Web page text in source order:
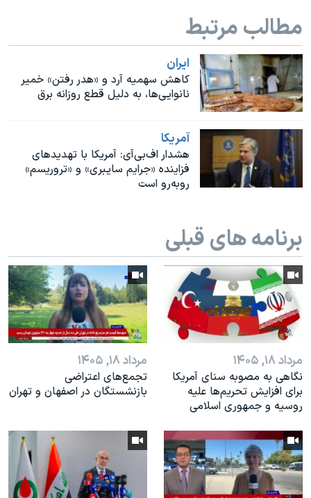
نرگس محمدی برنده جایزه نوبل صلح
همایش محافظه‌کاران آمریکا «سی‌پک»
صفحه‌های ویژه
سفر پرزیدنت ترامپ به چین
مطالب مرتبط
ايران
کاهش سهمیه آرد و «هدر رفتن» خمیر
نانوایی‌ها، به دلیل قطع روزانه برق
آمريکا
هشدار اف‌بی‌آی: آمریکا با تهدیدهای
فزاینده «جرایم سایبری» و «تروریسم»
رو‌به‌رو است
برنامه های قبلی
مرداد ۱۸, ۱۴۰۵
نگاهی به مصوبه سنای آمریکا
برای افزایش تحریم‌ها علیه
روسیه و جمهوری اسلامی
مرداد ۱۸, ۱۴۰۵
تجمع‌های اعتراضی
بازنشستگان در اصفهان و تهران